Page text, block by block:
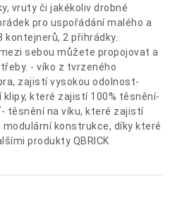
Doprava a platba
vruty či jakékoliv drobné
pro uspořádání malého a
2 přihrádky.
sebou můžete propojovat a
- víko z tvrzeného
zajistí vysokou odolnost-
které zajistí 100% těsnění-
těsnění na víku, které zajistí
konstrukce, díky které
produkty QBRICK